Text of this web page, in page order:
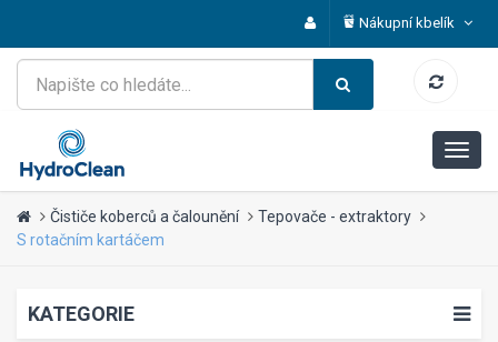
Nákupní kbelík
Čističe koberců a čalounění
Tepovače - extraktory
S rotačním kartáčem
KATEGORIE